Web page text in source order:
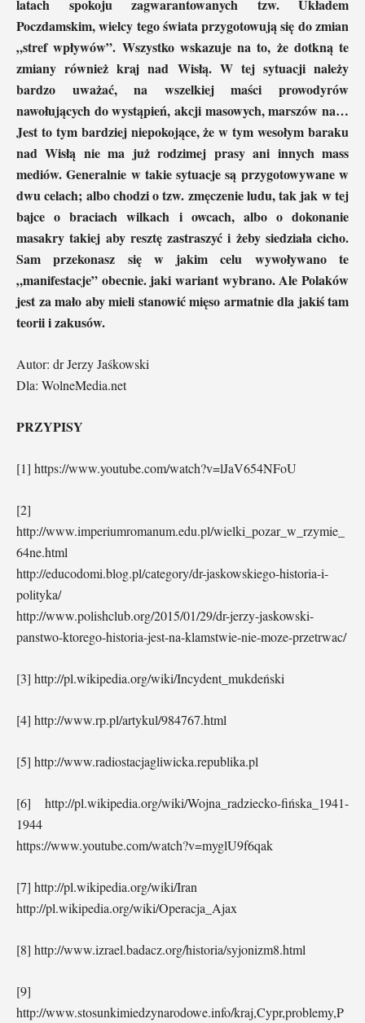
latach spokoju zagwarantowanych tzw. Układem
Poczdamskim, wielcy tego świata przygotowują się do zmian
„stref wpływów”. Wszystko wskazuje na to, że dotkną te
zmiany również kraj nad Wisłą. W tej sytuacji należy
bardzo uważać, na wszelkiej maści prowodyrów
nawołujących do wystąpień, akcji masowych, marszów na…
Jest to tym bardziej niepokojące, że w tym wesołym baraku
nad Wisłą nie ma już rodzimej prasy ani innych mass
mediów. Generalnie w takie sytuacje są przygotowywane w
dwu celach; albo chodzi o tzw. zmęczenie ludu, tak jak w tej
bajce o braciach wilkach i owcach, albo o dokonanie
masakry takiej aby resztę zastraszyć i żeby siedziała cicho.
Sam przekonasz się w jakim celu wywoływano te
„manifestacje” obecnie. jaki wariant wybrano. Ale Polaków
jest za mało aby mieli stanowić mięso armatnie dla jakiś tam
teorii i zakusów.
Autor: dr Jerzy Jaśkowski
Dla: WolneMedia.net
PRZYPISY
[1] https://www.youtube.com/watch?v=lJaV654NFoU
[2]
http://www.imperiumromanum.edu.pl/wielki_pozar_w_rzymie_
64ne.html
http://educodomi.blog.pl/category/dr-jaskowskiego-historia-i-
polityka/
http://www.polishclub.org/2015/01/29/dr-jerzy-jaskowski-
panstwo-ktorego-historia-jest-na-klamstwie-nie-moze-przetrwac/
[3] http://pl.wikipedia.org/wiki/Incydent_mukdeński
[4] http://www.rp.pl/artykul/984767.html
[5] http://www.radiostacjagliwicka.republika.pl
[6] http://pl.wikipedia.org/wiki/Wojna_radziecko-fińska_1941-
1944
https://www.youtube.com/watch?v=myglU9f6qak
[7] http://pl.wikipedia.org/wiki/Iran
http://pl.wikipedia.org/wiki/Operacja_Ajax
[8] http://www.izrael.badacz.org/historia/syjonizm8.html
[9]
http://www.stosunkimiedzynarodowe.info/kraj,Cypr,problemy,P